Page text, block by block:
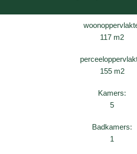
117 m2
155 m2
Kamers:
5
Badkamers:
1